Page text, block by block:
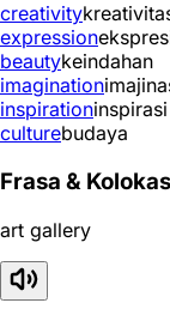
creativity
expression
beautykeindahan
imagination
inspirationinspirasi
culturebudaya
Frasa &
art gallery